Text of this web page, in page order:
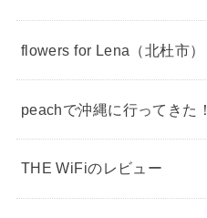
flowers for Lena（北杜市）
peachで沖縄に行ってきた！
THE WiFiのレビュー